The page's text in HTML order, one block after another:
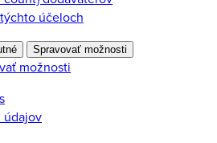
účeloch
Spravovať možnosti
možnosti
údajov